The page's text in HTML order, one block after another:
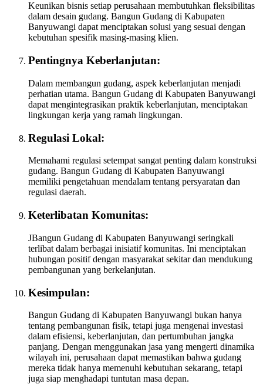
Keunikan bisnis setiap perusahaan membutuhkan fleksibilitas
dalam desain gudang. Bangun Gudang di Kabupaten
Banyuwangi dapat menciptakan solusi yang sesuai dengan
kebutuhan spesifik masing-masing klien.
Pentingnya Keberlanjutan:
Dalam membangun gudang, aspek keberlanjutan menjadi
perhatian utama. Bangun Gudang di Kabupaten Banyuwangi
dapat mengintegrasikan praktik keberlanjutan, menciptakan
lingkungan kerja yang ramah lingkungan.
Regulasi Lokal:
Memahami regulasi setempat sangat penting dalam konstruksi
gudang. Bangun Gudang di Kabupaten Banyuwangi
memiliki pengetahuan mendalam tentang persyaratan dan
regulasi daerah.
Keterlibatan Komunitas:
JBangun Gudang di Kabupaten Banyuwangi seringkali
terlibat dalam berbagai inisiatif komunitas. Ini menciptakan
hubungan positif dengan masyarakat sekitar dan mendukung
pembangunan yang berkelanjutan.
Kesimpulan:
Bangun Gudang di Kabupaten Banyuwangi bukan hanya
tentang pembangunan fisik, tetapi juga mengenai investasi
dalam efisiensi, keberlanjutan, dan pertumbuhan jangka
panjang. Dengan menggunakan jasa yang mengerti dinamika
wilayah ini, perusahaan dapat memastikan bahwa gudang
mereka tidak hanya memenuhi kebutuhan sekarang, tetapi
juga siap menghadapi tuntutan masa depan.